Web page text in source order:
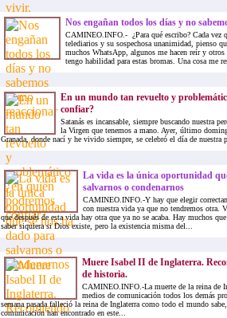
Nos engañan todos los días y no
CAMINEO.INFO.- ¿Para qué escribo? Cada vez
telediarios y su sospechosa unanimidad, pienso
muchos WhatsApp, algunos me hacen reír y
tengo habilidad para estas bromas. Una cosa me
En un mundo tan revuelto y
confiar?
Satanás es incansable, siempre buscando nuestra
la Virgen que tenemos a mano. Ayer, último
Granada, donde nací y he vivido siempre, se celebró el día de nuestra
La vida es la única oportunidad
salvarnos o condenarnos
CAMINEO.INFO.-Y hay que elegir
con nuestra vida ya que no tendremos otra.
que después de esta vida hay otra que ya no se acaba. Hay muchos
saber siquiera si Dios existe, pero la existencia misma del...
Muere Isabel II de Inglaterra.
de historia.
CAMINEO.INFO.-La muerte de la reina de
medios de comunicación todos los demás
semana pasada falleció la reina de Inglaterra como todo el mundo
comunicación han encontrado en este...